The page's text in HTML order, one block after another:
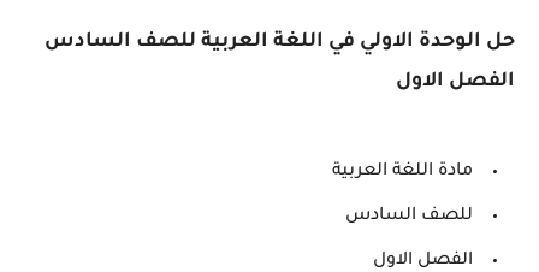
حل الوحدة الاولي في اللغة العربية للصف السادس
الفصل الاول
مادة اللغة العربية
للصف السادس
الفصل الاول